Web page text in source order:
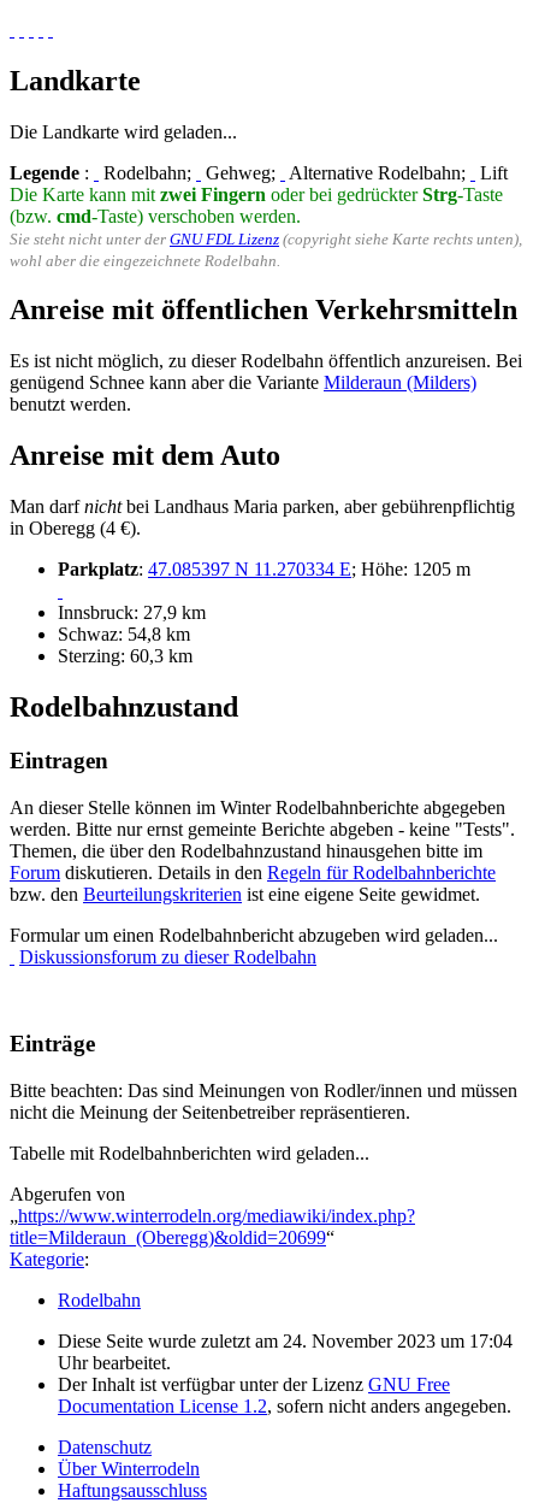
Landkarte
Die Landkarte wird geladen...
Legende : Rodelbahn; Gehweg; Alternative Rodelbahn;
Lift
Die Karte kann mit zwei Fingern oder bei gedrückterStrg-Taste
(bzw. cmd-Taste) verschoben werden.
Sie steht nicht unter der GNU FDL Lizenz (copyright siehe Karte rechts unten),
wohl aber die eingezeichnete Rodelbahn.
Anreise mit öffentlichen Verkehrsmitteln
Es ist nicht möglich, zu dieser Rodelbahn öffentlich anzureisen. Bei
genügend Schnee kann aber die Variante Milderaun (Milders)
benutzt werden.
Anreise mit dem Auto
Man darfnichtbei Landhaus Maria parken, aber gebührenpflichtig
in Oberegg (4 €).
Parkplatz: 47.085397 N 11.270334 E; Höhe: 1205 m
Innsbruck: 27,9 km
Schwaz: 54,8 km
Sterzing: 60,3 km
Rodelbahnzustand
Eintragen
An dieser Stelle können im Winter Rodelbahnberichte abgegeben
werden. Bitte nur ernst gemeinte Berichte abgeben - keine "Tests".
Themen, die über den Rodelbahnzustand hinausgehen bitte im
Forum diskutieren. Details in den Regeln für Rodelbahnberichte
bzw. den Beurteilungskriterien ist eine eigene Seite gewidmet.
Formular um einen Rodelbahnbericht abzugeben wird geladen...
Diskussionsforum zu dieser Rodelbahn
Einträge
Bitte beachten: Das sind Meinungen von Rodler/innen und müssen
nicht die Meinung der Seitenbetreiber repräsentieren.
Tabelle mit Rodelbahnberichten wird geladen...
Abgerufen von
„https://www.winterrodeln.org/mediawiki/index.php?
title=Milderaun_(Oberegg)&oldid=20699“
Kategorie:
Rodelbahn
Diese Seite wurde zuletzt am 24. November 2023 um 17:04
Uhr bearbeitet.
Der Inhalt ist verfügbar unter der Lizenz GNU Free
Documentation License 1.2, sofern nicht anders angegeben.
Datenschutz
Über Winterrodeln
Haftungsausschluss